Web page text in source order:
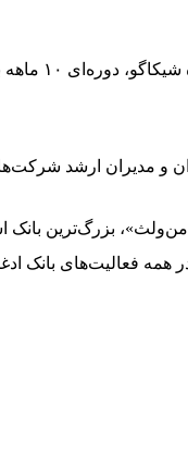
و مدیران ارشد
بزرگ‌ترین
همه فعالیت‌های